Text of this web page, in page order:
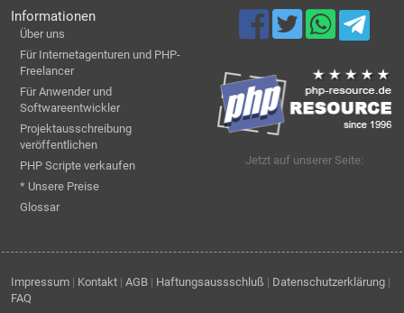
Informationen
Über uns
Für Internetagenturen und PHP-
Freelancer
Für Anwender und
Softwareentwickler
Projektausschreibung
veröffentlichen
PHP Scripte verkaufen
* Unsere Preise
Glossar
Jetzt auf unserer Seite:
Impressum | Kontakt | AGB | Haftungsaussschluß | Datenschutzerklärung |
FAQ